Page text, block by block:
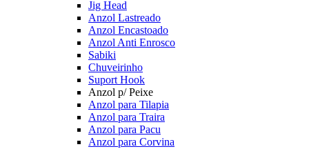
Jig Head
Anzol Lastreado
Anzol Encastoado
Anzol Anti Enrosco
Sabiki
Chuveirinho
Suport Hook
Anzol p/ Peixe
Anzol para Tilapia
Anzol para Traira
Anzol para Pacu
Anzol para Corvina